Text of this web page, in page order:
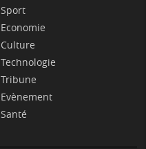
Sport
Economie
Culture
Technologie
Tribune
Evènement
Santé